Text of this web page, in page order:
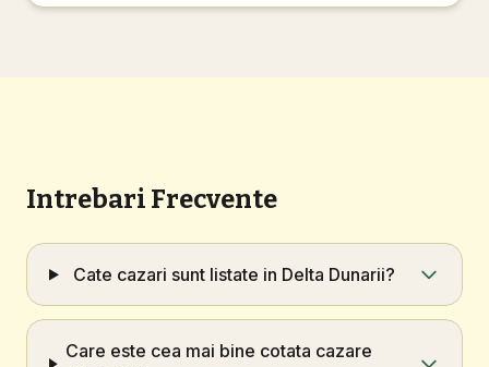
Intrebari Frecvente
Cate cazari sunt listate in Delta Dunarii?
Care este cea mai bine cotata cazare